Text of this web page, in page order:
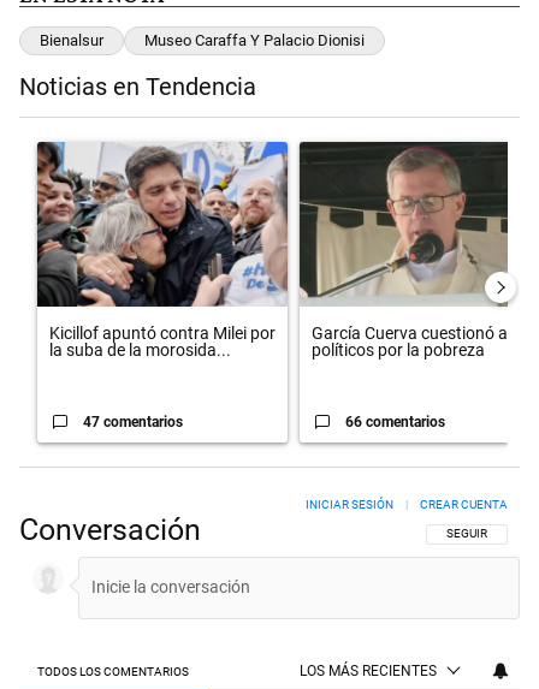
Bienalsur Museo Caraffa Y Palacio Dionisi
Noticias en Tendencia
Un artículo de tendencia con el título "Kicillof apuntó contra Milei
Kicillof apuntó contra Milei por
la suba de la morosida...
47 comentarios
Un artículo de tendencia con el
García Cuerva cuestionó a los
políticos por la pobreza
66 comentarios
Conversación SIGA ESTA
SEGUIR
INICIAR SESIÓN | CREAR CUENTA
TODOS LOS COMENTARIOS LOS MÁS RECIENTES